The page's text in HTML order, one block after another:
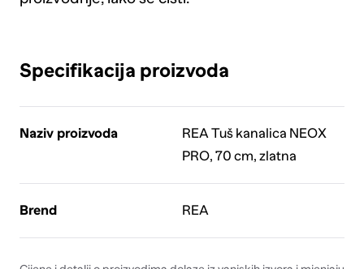
Specifikacija proizvoda
Naziv proizvoda
REA Tuš kanalica NEOX
PRO, 70 cm, zlatna
Brend REA